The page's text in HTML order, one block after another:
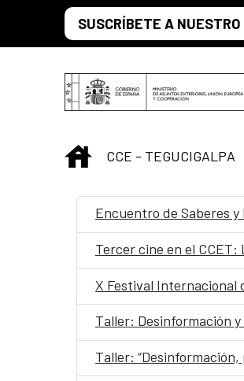
Saltar al contenido principal
SUSCRÍBETE A
INICIO
CCE - TEGUCIGALPA
Encuentro de Saberes y
Tercer cine en el CCET:
X Festival Internacional
Taller: Desinformación y
Taller: